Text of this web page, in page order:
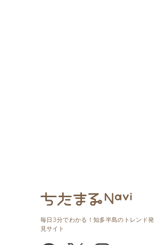
毎日3分でわかる！知多半島のトレンド発
見サイト